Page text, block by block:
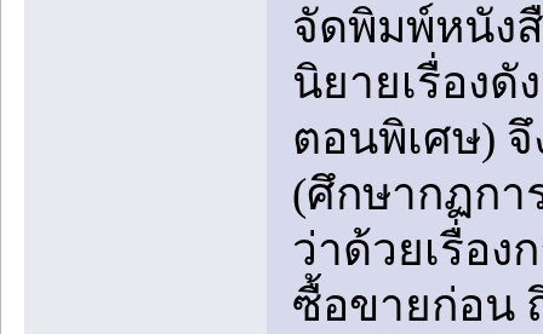
จัดพิมพ์หนัง
นิยายเรื่องดั
ตอนพิเศษ)
(ศึกษากฏกา
ว่าด้วยเรื่อง
ซื้อขายก่อน